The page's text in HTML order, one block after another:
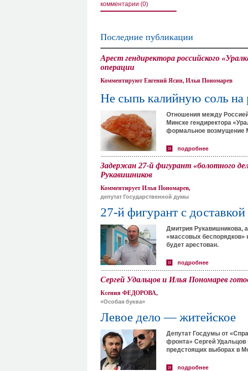
комментарии (0)
Последние публикации
Арест гендиректора российского
операции
Комментируют Евгений Ясин, Илья Пономарев
Не сыпь калийную соль на
Отношения между Россией
Минске гендиректора
формальное возмущение
подробнее
Задержан 27-й фигурант «болотного
Рукавишников
Комментирует Илья Пономарев,
депутат Государственной думы
27-й фигурант с
Дмитрия Рукавишникова,
«массовых беспорядков»
будет арестован.
подробнее
Сергей Удальцов и Илья Пономарев
Ксения ФЕДОРОВА,
«Особая буква»
Левое дело — житейское
Депутат Госдумы от
фронта» Сергей
предстоящих выборах в
подробнее